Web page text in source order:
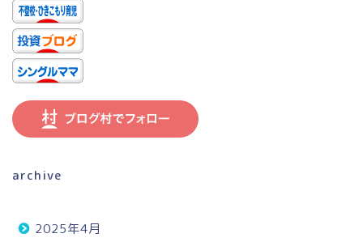
archive
2025年4月